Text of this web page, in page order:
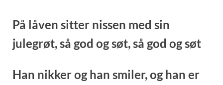
På låven sitter nissen med sin
julegrøt, så god og søt, så god og søt
Han nikker og han smiler, og han er